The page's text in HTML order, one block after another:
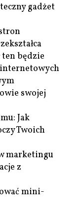
gadżet
będzie
swojej
Jak
Twoich
marketingu
z
mini-